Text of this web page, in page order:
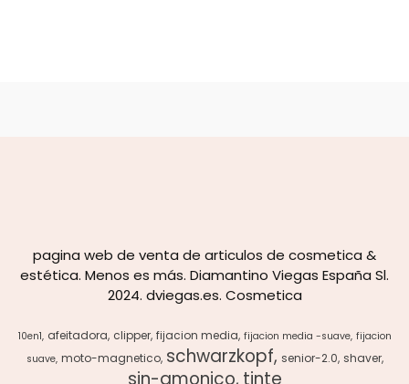
pagina web de venta de articulos de cosmetica &
estética. Menos es más. Diamantino Viegas España Sl.
2024. dviegas.es. Cosmetica
10en1 afeitadora clipper fijacion media fijacion media -suave fijacion
suave moto-magnetico schwarzkopf senior-2.0 shaver
sin-amonico tinte